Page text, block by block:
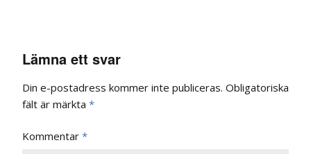
Lämna ett svar
Din e-postadress kommer inte publiceras. Obligatoriska
fält är märkta *
Kommentar *